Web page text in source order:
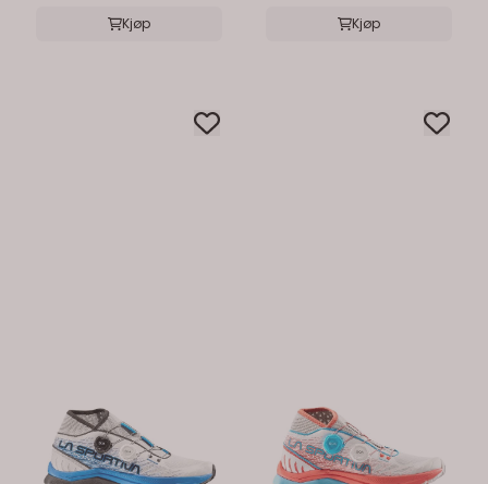
Kjøp
Kjøp